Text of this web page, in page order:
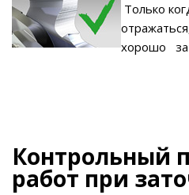
Только
хорошо
Контрольный
работ при